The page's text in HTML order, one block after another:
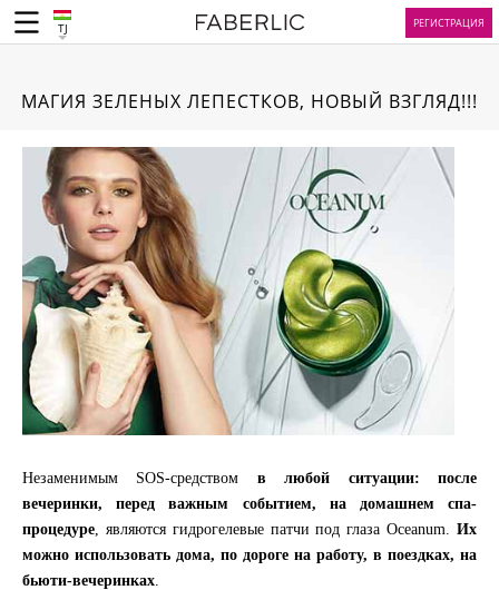
TJ РЕГИСТРАЦИЯ
МАГИЯ ЗЕЛЕНЫХ ЛЕПЕСТКОВ, НОВЫЙ ВЗГЛЯД!!!
Незаменимым SOS-средством в любой ситуации: после
вечеринки, перед важным событием, на домашнем спа-
процедуре , являются гидрогелевые патчи под глаза Oceanum. Их
можно использовать дома, по дороге на работу, в поездках, на
бьюти-вечеринках